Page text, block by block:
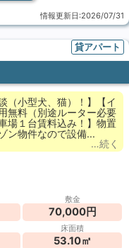
情報更新日:2026/07/31
貸アパート
（小型犬、猫）！】【イ
無料（別途ルーター必要
場１台賃料込み！】物置
ン物件なので設備...
…続く
敷金
70,000円
床面積
53.10㎡